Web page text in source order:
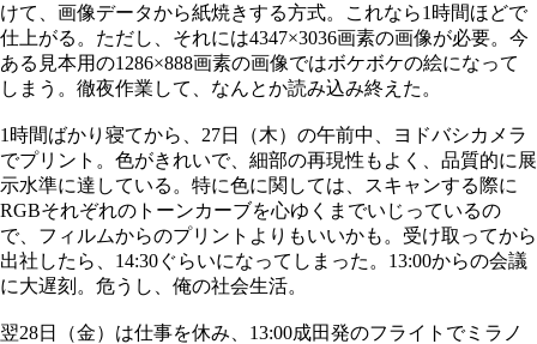
けて、画像データから紙焼きする方式。これなら1時間ほどで
仕上がる。ただし、それには4347×3036画素の画像が必要。今
ある見本用の1286×888画素の画像ではボケボケの絵になって
しまう。徹夜作業して、なんとか読み込み終えた。
1時間ばかり寝てから、27日（木）の午前中、ヨドバシカメラ
でプリント。色がきれいで、細部の再現性もよく、品質的に展
示水準に達している。特に色に関しては、スキャンする際に
RGBそれぞれのトーンカーブを心ゆくまでいじっているの
で、フィルムからのプリントよりもいいかも。受け取ってから
出社したら、14:30ぐらいになってしまった。13:00からの会議
に大遅刻。危うし、俺の社会生活。
翌28日（金）は仕事を休み、13:00成田発のフライトでミラノ